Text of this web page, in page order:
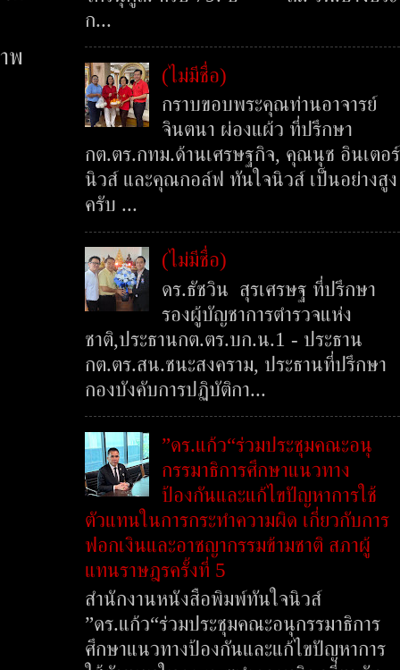
พ
ก...
(ไม่มีชื่อ)
กราบขอบพระคุณท่านอาจารย์
จินตนา ผ่องแผ้ว ที่ปรึกษา
กต.ตร.กทม.ด้านเศรษฐกิจ, คุณนุช อินเตอร์
นิวส์ และคุณกอล์ฟ ทันใจนิวส์ เป็นอย่างสูง
ครับ ...
(ไม่มีชื่อ)
ดร.ธัชวิน สุรเศรษฐ ที่ปรึกษา
รองผู้บัญชาการตำรวจแห่ง
ชาติ,ประธานกต.ตร.บก.น.1 - ประธาน
กต.ตร.สน.ชนะสงคราม, ประธานที่ปรึกษา
กองบังคับการปฏิบัติกา...
”ดร.แก้ว“ร่วมประชุมคณะอนุ
กรรมาธิการศึกษาแนวทาง
ป้องกันและแก้ไขปัญหาการใช้
ตัวแทนในการกระทำความผิด เกี่ยวกับการ
ฟอกเงินและอาชญากรรมข้ามชาติ สภาผู้
แทนราษฎรครั้งที่ 5
สำนักงานหนังสือพิมพ์ทันใจนิวส์
”ดร.แก้ว“ร่วมประชุมคณะอนุกรรมาธิการ
ศึกษาแนวทางป้องกันและแก้ไขปัญหาการ